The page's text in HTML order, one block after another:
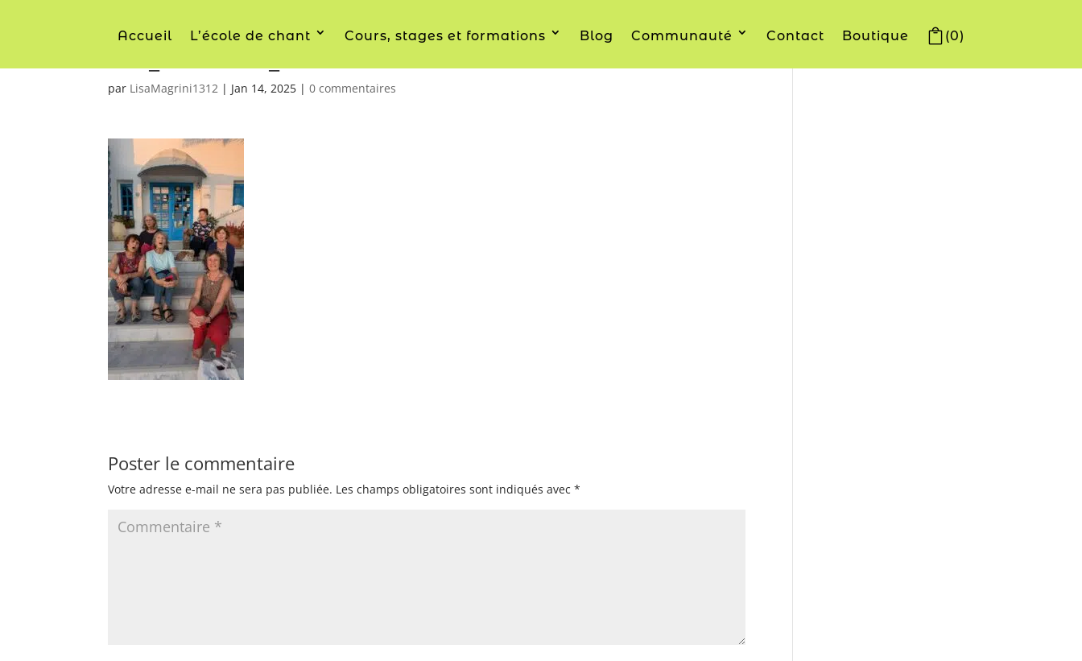
Accueil L’école de chant Cours, stages et formations Blog Communauté Contact Boutique (0)
par LisaMagrini1312 | Jan 14, 2025 |0 commentaires
Poster le commentaire
Votre adresse e-mail ne sera pas publiée. Les champs obligatoires sont indiqués avec*